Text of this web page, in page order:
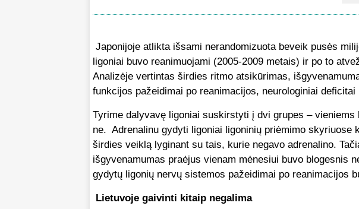
Japonijoje atlikta išsami nerandomizuota beveik pusės
ligoniai buvo reanimuojami (2005-2009 metais) ir po to
Analizėje vertintas širdies ritmo atsikūrimas,
funkcijos pažeidimai po reanimacijos, neurologiniai
Tyrime dalyvavę ligoniai suskirstyti į dvi grupes –
ne. Adrenalinu gydyti ligoniai ligoninių priėmimo skyriuose
širdies veiklą lyginant su tais, kurie negavo adrenalino.
išgyvenamumas praėjus vienam mėnesiui buvo blogesnis
gydytų ligonių nervų sistemos pažeidimai po reanimacijos
Lietuvoje gaivinti kitaip negalima